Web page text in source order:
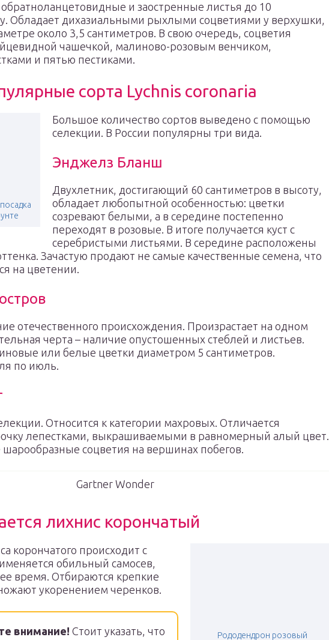
и заостренные листья до 10
Обладает дихазиальными рыхлыми соцветиями у верхушки,
около 3,5 сантиметров. В свою очередь, соцветия
чашечкой, малиново-розовым венчиком,
и пятью пестиками.
сорта Lychnis coronaria
Большое количество сортов выведено с помощью
селекции. В России популярны три вида.
Энджелз Бланш
Двухлетник, достигающий 60 сантиметров в высоту,
обладает любопытной особенностью: цветки
созревают белыми, а в середине постепенно
переходят в розовые. В итоге получается куст с
серебристыми листьями. В середине расположены
Зачастую продают не самые качественные семена, что
на цветении.
отечественного происхождения. Произрастает на одном
черта – наличие опустошенных стеблей и листьев.
или белые цветки диаметром 5 сантиметров.
по июль.
Относится к категории махровых. Отличается
лепестками, выкрашиваемыми в равномерный алый цвет.
соцветия на вершинах побегов.
Gartner Wonder
лихнис корончатый
Рододендрон розовый
корончатого происходит с
обильный самосев,
время. Отбираются крепкие
укоренением черенков.
внимание! Стоит указать, что